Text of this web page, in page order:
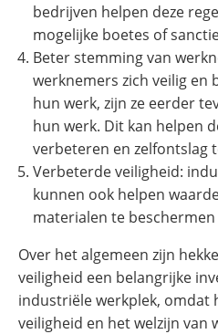
bedrijven helpen deze
mogelijke boetes of
Beter stemming van
werknemers zich veilig en
hun werk, zijn ze eerder
hun werk. Dit kan helpen
verbeteren en zelfontslag
Verbeterde veiligheid:
kunnen ook helpen
materialen te
Over het algemeen zijn
veiligheid een belangrijke
industriële werkplek, omdat
veiligheid en het welzijn van